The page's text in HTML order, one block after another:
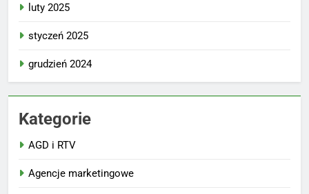
luty 2025
styczeń 2025
grudzień 2024
Kategorie
AGD i RTV
Agencje marketingowe